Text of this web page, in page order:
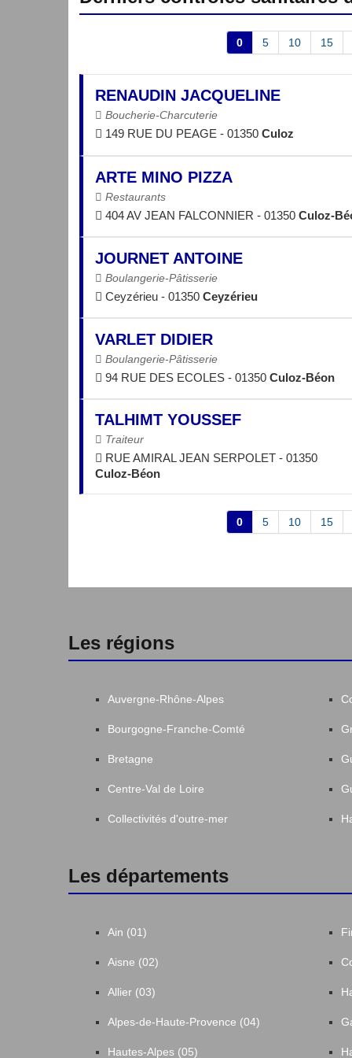
0 5 10 15
RENAUDIN JACQUELINE
Boucherie-Charcuterie
149 RUE DU PEAGE - 01350 Culoz
ARTE MINO PIZZA
Restaurants
404 AV JEAN FALCONNIER - 01350 Culoz-
JOURNET ANTOINE
Boulangerie-Pâtisserie
Ceyzérieu - 01350 Ceyzérieu
VARLET DIDIER
Boulangerie-Pâtisserie
94 RUE DES ECOLES - 01350 Culoz-Béon
TALHIMT YOUSSEF
Traiteur
RUE AMIRAL JEAN SERPOLET - 01350
Culoz-Béon
0 5 10 15
Les régions
Auvergne-Rhône-Alpes
Bourgogne-Franche-Comté
Bretagne
Centre-Val de Loire
Collectivités d'outre-mer
Les départements
Ain (01)
Aisne (02)
Allier (03)
Alpes-de-Haute-Provence (04)
Hautes-Alpes (05)